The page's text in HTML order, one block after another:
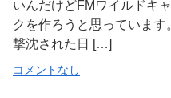
いんだけどFMワイルドキ
クを作ろうと思っていま
撃沈された日 […]
コメントなし